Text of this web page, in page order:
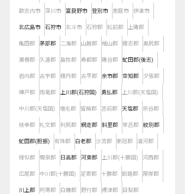
歌志内市 深川市 富良野市 登別市 恵庭市 伊達市
北広島市 石狩市 北斗市 石狩郡 松前郡 上磯郡
亀田郡 茅部郡 二海郡 山越郡 檜山郡 爾志郡 奥尻郡
瀬棚郡 久遠郡 島牧郡 寿都郡 磯谷郡 虻田郡(後志)
岩内郡 古宇郡 積丹郡 古平郡 余市郡 空知郡 夕張郡
樺戸郡 雨竜郡 上川郡(石狩国) 勇払郡 上川郡(天塩国)
中川郡(天塩国) 増毛郡 留萌郡 苫前郡 天塩郡 宗谷郡
枝幸郡 礼文郡 利尻郡 網走郡 斜里郡 常呂郡 紋別郡
虻田郡(胆振) 有珠郡 白老郡 沙流郡 新冠郡 浦河郡
様似郡 幌泉郡 日高郡 河東郡 上川郡(十勝国) 河西郡
広尾郡 中川郡(十勝国) 足寄郡 十勝郡 釧路郡 厚岸郡
川上郡 阿寒郡 白糠郡 野付郡 標津郡 目梨郡